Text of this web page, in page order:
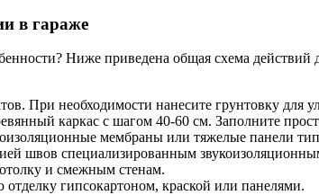
в гараже
Ниже приведена общая схема действий
При необходимости нанесите грунтовку для
каркас с шагом 40-60 см. Заполните
мембраны или тяжелые панели
швов специализированным
и смежным стенам.
гипсокартоном, краской или панелями.